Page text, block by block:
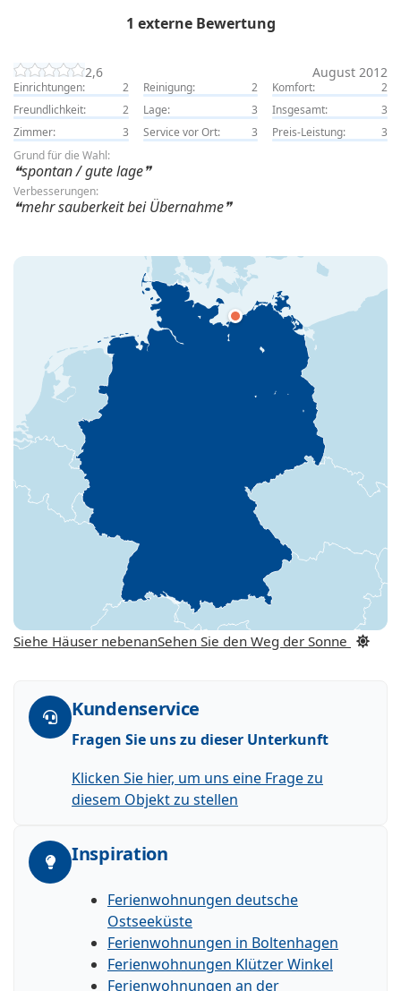
1 externe Bewertung
2,6 August 2012
Einrichtungen: 2 Reinigung: 2 Komfort:
2
Freundlichkeit:
2 Lage: 3 Insgesamt:
3
Zimmer:
3 Service vor Ort: 3 Preis-Leistung:
3
Grund für die Wahl:
spontan / gute lage
Verbesserungen:
mehr sauberkeit bei Übernahme
Siehe Häuser nebenanSehen Sie den Weg der Sonne
Kundenservice
Fragen Sie uns zu dieser Unterkunft
Klicken Sie hier, um uns eine Frage zu
diesem Objekt zu stellen
Inspiration
Ferienwohnungen deutsche
Ostseeküste
Ferienwohnungen in Boltenhagen
Ferienwohnungen Klützer Winkel
Ferienwohnungen an der